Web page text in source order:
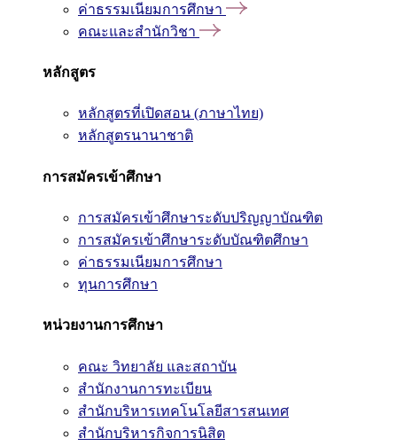
ค่าธรรมเนียมการศึกษา
คณะและสำนักวิชา
หลักสูตร
หลักสูตรที่เปิดสอน (ภาษาไทย)
หลักสูตรนานาชาติ
การสมัครเข้าศึกษา
การสมัครเข้าศึกษาระดับปริญญาบัณฑิต
การสมัครเข้าศึกษาระดับบัณฑิตศึกษา
ค่าธรรมเนียมการศึกษา
ทุนการศึกษา
หน่วยงานการศึกษา
คณะ วิทยาลัย และสถาบัน
สำนักงานการทะเบียน
สำนักบริหารเทคโนโลยีสารสนเทศ
สำนักบริหารกิจการนิสิต